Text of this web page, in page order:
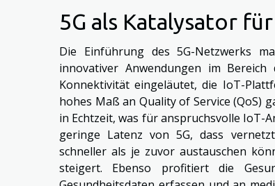
5G als Katalysator
Die Einführung des 5G-Netzwerks
innovativer Anwendungen im
Konnektivität eingeläutet, die IoT-
hohes Maß an Quality of Service
in Echtzeit, was für anspruchsvolle IoT-
geringe Latenz von 5G, dass
schneller als je zuvor austauschen
steigert. Ebenso profitiert die